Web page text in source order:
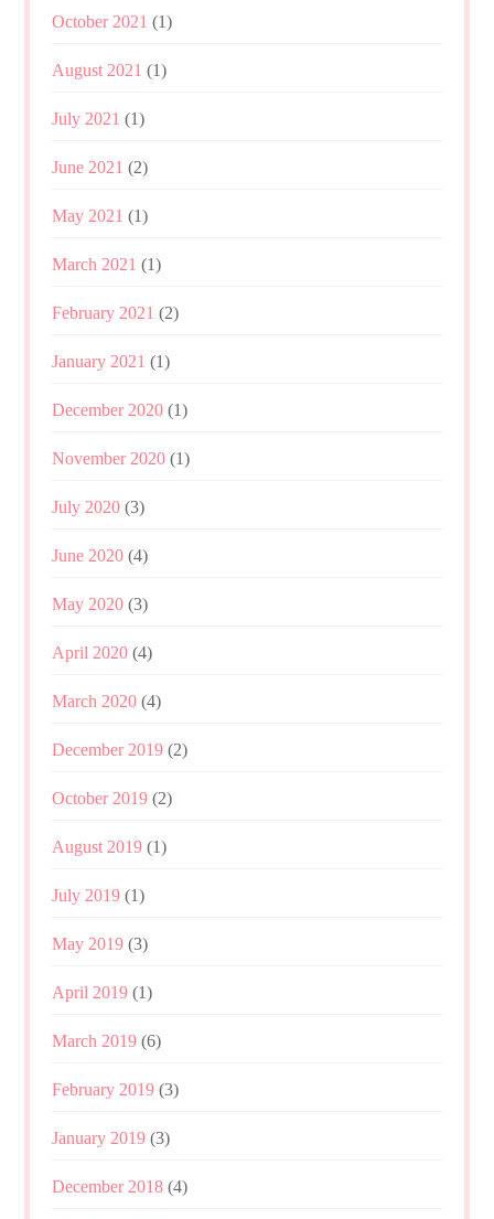
October 2021 (1)
August 2021 (1)
July 2021 (1)
June 2021 (2)
May 2021 (1)
March 2021 (1)
February 2021 (2)
January 2021 (1)
December 2020 (1)
November 2020 (1)
July 2020 (3)
June 2020 (4)
May 2020 (3)
April 2020 (4)
March 2020 (4)
December 2019 (2)
October 2019 (2)
August 2019 (1)
July 2019 (1)
May 2019 (3)
April 2019 (1)
March 2019 (6)
February 2019 (3)
January 2019 (3)
December 2018 (4)